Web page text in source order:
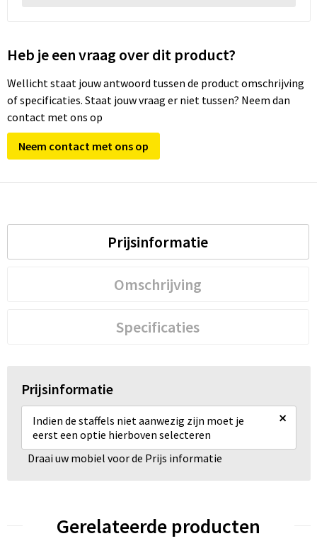
Heb je een vraag over dit product?
Wellicht staat jouw antwoord tussen de product omschrijving
of specificaties. Staat jouw vraag er niet tussen? Neem dan
contact met ons op
Neem contact met ons op
Prijsinformatie
Omschrijving
Specificaties
Prijsinformatie
Indien de staffels niet aanwezig zijn moet je
eerst een optie hierboven selecteren
×
Draai uw mobiel voor de Prijs informatie
Gerelateerde producten